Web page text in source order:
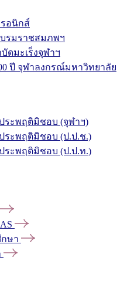
อนิกส์
รมราชสมภพฯ
ดมะเร็งจุฬาฯ
ปี จุฬาลงกรณ์มหาวิทยาลัย
ระพฤติมิชอบ (จุฬาฯ)
ระพฤติมิชอบ (ป.ป.ช.)
ระพฤติมิชอบ (ป.ป.ท.)
ษา